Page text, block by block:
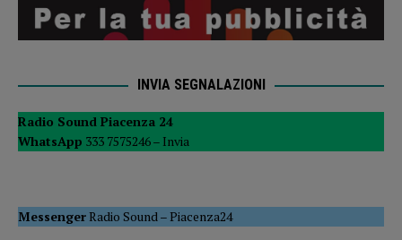
INVIA SEGNALAZIONI
Radio Sound Piacenza 24
WhatsApp 333 7575246 – Invia
MessengerRadio Sound –Piacenza24